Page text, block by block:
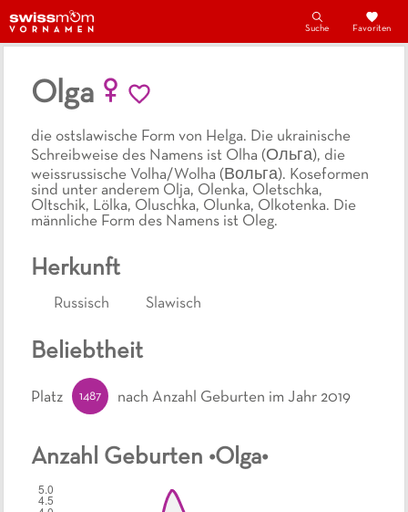
Suche Favoriten
Olga
die ostslawische Form von Helga. Die ukrainische
Schreibweise des Namens ist Olha (Ольга), die
weissrussische Volha/Wolha (Вольга). Koseformen
sind unter anderem Olja, Olenka, Oletschka,
Oltschik, Lölka, Oluschka, Olunka, Olkotenka. Die
männliche Form des Namens ist Oleg.
Herkunft
Russisch Slawisch
Beliebtheit
Platz 1487 nach Anzahl Geburten im Jahr 2019
Anzahl Geburten •Olga•